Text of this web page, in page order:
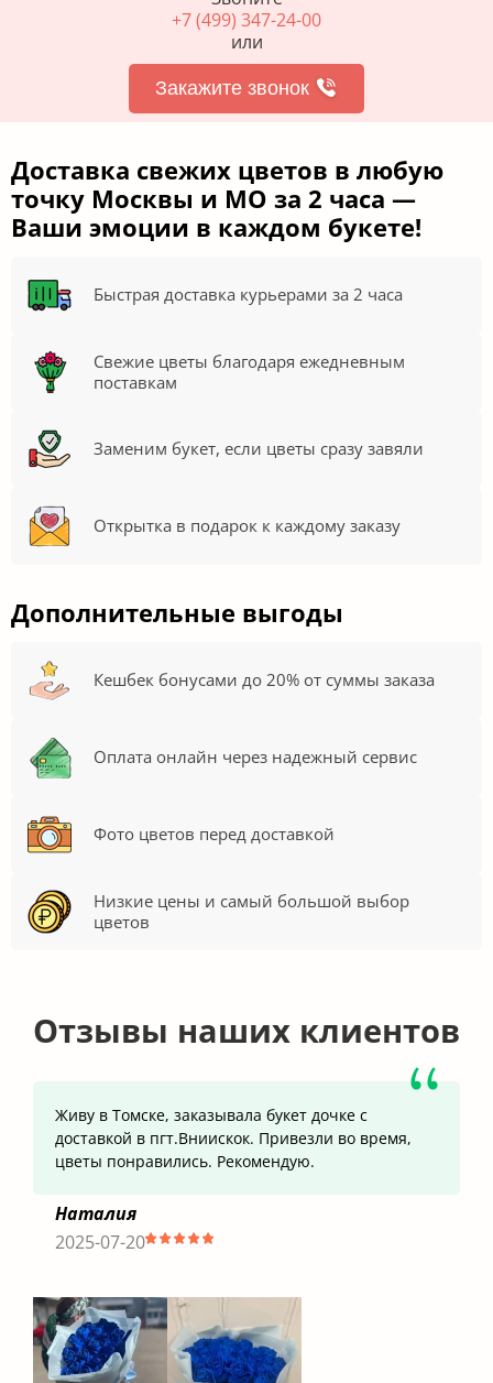
+7 (499) 347-24-00
или
Закажите звонок
Доставка свежих цветов в любую
точку Москвы и МО за 2 часа —
Ваши эмоции в каждом букете!
Быстрая доставка курьерами за 2 часа
Свежие цветы благодаря ежедневным
поставкам
Заменим букет, если цветы сразу завяли
Открытка в подарок к каждому заказу
Дополнительные выгоды
Кешбек бонусами до 20% от суммы заказа
Оплата онлайн через надежный сервис
Фото цветов перед доставкой
Низкие цены и самый большой выбор
цветов
Отзывы наших клиентов
Живу в Томске, заказывала букет дочке с
доставкой в пгт.Вниискок. Привезли во время,
цветы понравились. Рекомендую.
Наталия
2025-07-20